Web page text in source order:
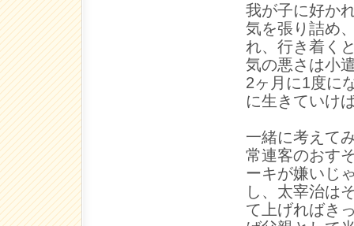
我が子に好か
気を張り詰め
れ、行き着く
気の悪さは小
2ヶ月に1度に
に生きていけ
一緒に考えて
常連客のおす
ーキが嫌いじ
し、太宰治は
て上げればき